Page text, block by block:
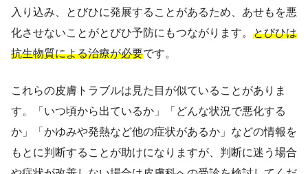
入り込み、とびひに発展することがあるため、あせもを悪
化させないことがとびひ予防にもつながります。 とびひは
抗生物質による治療が必要です。
これらの皮膚トラブルは見た目が似ていることがありま
す。「いつ頃から出ているか」「どんな状況で悪化する
か」「かゆみや発熱など他の症状があるか」などの情報を
もとに判断することが助けになりますが、判断に迷う場合